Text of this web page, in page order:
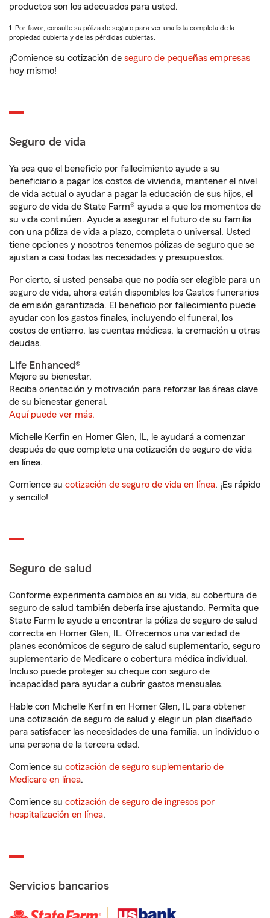
productos son los adecuados para usted.
1. Por favor, consulte su póliza de seguro para ver una lista completa de la
propiedad cubierta y de las pérdidas cubiertas.
¡Comience su cotización de seguro de pequeñas empresas
hoy mismo!
Seguro de vida
Ya sea que el beneficio por fallecimiento ayude a su
beneficiario a pagar los costos de vivienda, mantener el nivel
de vida actual o ayudar a pagar la educación de sus hijos, el
seguro de vida de State Farm® ayuda a que los momentos de
su vida continúen. Ayude a asegurar el futuro de su familia
con una póliza de vida a plazo, completa o universal. Usted
tiene opciones y nosotros tenemos pólizas de seguro que se
ajustan a casi todas las necesidades y presupuestos.
Por cierto, si usted pensaba que no podía ser elegible para un
seguro de vida, ahora están disponibles los Gastos funerarios
de emisión garantizada. El beneficio por fallecimiento puede
ayudar con los gastos finales, incluyendo el funeral, los
costos de entierro, las cuentas médicas, la cremación u otras
deudas.
Life Enhanced®
Mejore su bienestar.
Reciba orientación y motivación para reforzar las áreas clave
de su bienestar general.
Aquí puede ver más.
Michelle Kerfin en Homer Glen, IL, le ayudará a comenzar
después de que complete una cotización de seguro de vida
en línea.
Comience su cotización de seguro de vida en línea. ¡Es rápido
y sencillo!
Seguro de salud
Conforme experimenta cambios en su vida, su cobertura de
seguro de salud también debería irse ajustando. Permita que
State Farm le ayude a encontrar la póliza de seguro de salud
correcta en Homer Glen, IL. Ofrecemos una variedad de
planes económicos de seguro de salud suplementario, seguro
suplementario de Medicare o cobertura médica individual.
Incluso puede proteger su cheque con seguro de
incapacidad para ayudar a cubrir gastos mensuales.
Hable con Michelle Kerfin en Homer Glen, IL para obtener
una cotización de seguro de salud y elegir un plan diseñado
para satisfacer las necesidades de una familia, un individuo o
una persona de la tercera edad.
Comience su cotización de seguro suplementario de
Medicare en línea.
Comience su cotización de seguro de ingresos por
hospitalización en línea.
Servicios bancarios